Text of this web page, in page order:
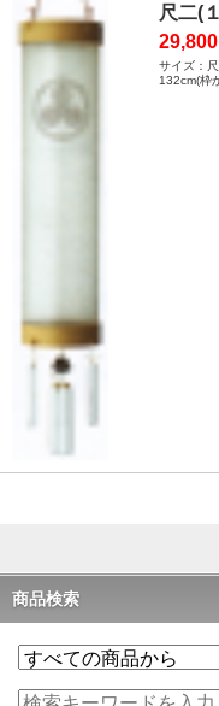
尺二(
サイズ：
132cm(枠
商品検索